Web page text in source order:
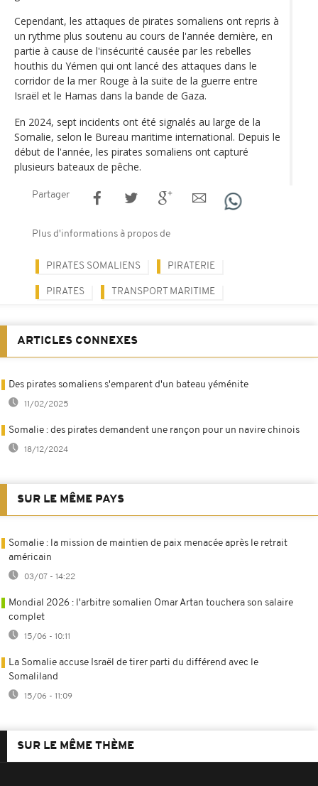
Cependant, les attaques de pirates somaliens ont repris à
un rythme plus soutenu au cours de l'année dernière, en
partie à cause de l'insécurité causée par les rebelles
houthis du Yémen qui ont lancé des attaques dans le
corridor de la mer Rouge à la suite de la guerre entre
Israël et le Hamas dans la bande de Gaza.
En 2024, sept incidents ont été signalés au large de la
Somalie, selon le Bureau maritime international. Depuis le
début de l'année, les pirates somaliens ont capturé
plusieurs bateaux de pêche.
Partager
Plus d'informations à propos de
PIRATES SOMALIENS PIRATERIE
PIRATES TRANSPORT MARITIME
ARTICLES CONNEXES
Des pirates somaliens s'emparent d'un bateau yéménite
11/02/2025
Somalie : des pirates demandent une rançon pour un navire chinois
18/12/2024
SUR LE MÊME PAYS
Somalie : la mission de maintien de paix menacée après le retrait
américain
03/07 - 14:22
Mondial 2026 : l'arbitre somalien Omar Artan touchera son salaire
complet
15/06 - 10:11
La Somalie accuse Israël de tirer parti du différend avec le
Somaliland
15/06 - 11:09
SUR LE MÊME THÈME